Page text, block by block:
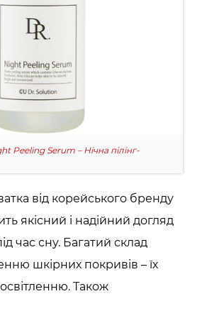
Peeling Serum – Нічна пілінг-
від корейського бренду
якісний і надійний догляд
час сну. Багатий склад
шкірних покривів – їх
Також